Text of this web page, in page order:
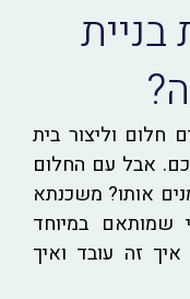
חלום וליצור בית
אבל עם החלום
אותו? משכנתא
שמותאם במיוחד
איך זה עובד ואיך